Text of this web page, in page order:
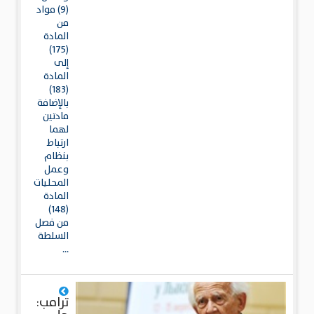
(9) مواد
من
المادة
(175)
إلى
المادة
(183)
بالإضافة
مادتين
لهما
ارتباط
بنظام
وعمل
المحليات
المادة
(148)
من فصل
السلطة
...
ترامب: